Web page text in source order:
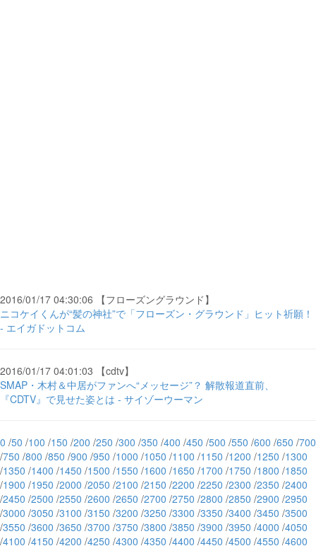
2016/01/17 04:30:06 【フローズングラウンド】
ニコケイくんが“髪の神社”で「フローズン・グラウンド」ヒット祈願！
- エイガドットコム
2016/01/17 04:01:03 【cdtv】
SMAP・木村＆中居がファンへ“メッセージ”？ 解散報道直前、
『CDTV』で見せた姿とは - サイゾーウーマン
0 /50 /100 /150 /200 /250 /300 /350 /400 /450 /500 /550 /600 /650 /700
/750 /800 /850 /900 /950 /1000 /1050 /1100 /1150 /1200 /1250 /1300
/1350 /1400 /1450 /1500 /1550 /1600 /1650 /1700 /1750 /1800 /1850
/1900 /1950 /2000 /2050 /2100 /2150 /2200 /2250 /2300 /2350 /2400
/2450 /2500 /2550 /2600 /2650 /2700 /2750 /2800 /2850 /2900 /2950
/3000 /3050 /3100 /3150 /3200 /3250 /3300 /3350 /3400 /3450 /3500
/3550 /3600 /3650 /3700 /3750 /3800 /3850 /3900 /3950 /4000 /4050
/4100 /4150 /4200 /4250 /4300 /4350 /4400 /4450 /4500 /4550 /4600